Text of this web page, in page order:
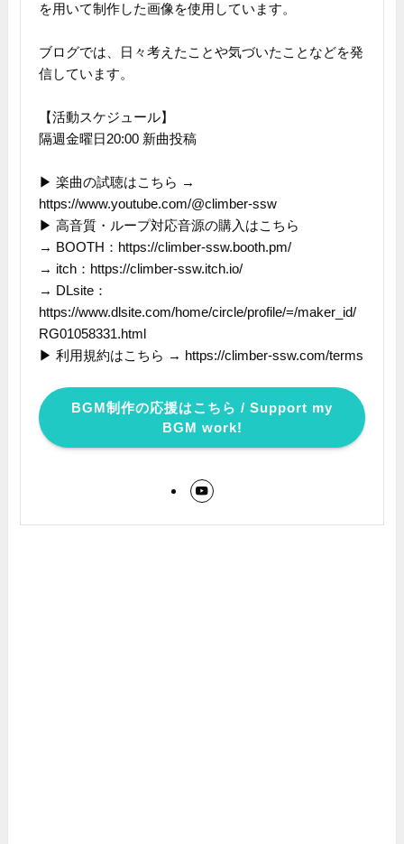
を用いて制作した画像を使用しています。
ブログでは、日々考えたことや気づいたことなどを発
信しています。
【活動スケジュール】
隔週金曜日20:00 新曲投稿
▶ 楽曲の試聴はこちら →
https://www.youtube.com/@climber-ssw
▶ 高音質・ループ対応音源の購入はこちら
→ BOOTH：https://climber-ssw.booth.pm/
→ itch：https://climber-ssw.itch.io/
→ DLsite：
https://www.dlsite.com/home/circle/profile/=/maker_id/
RG01058331.html
▶ 利用規約はこちら → https://climber-ssw.com/terms
BGM制作の応援はこちら / Support my
BGM work!